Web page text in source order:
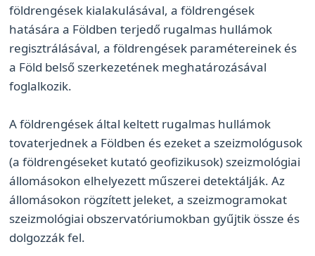
földrengések kialakulásával, a földrengések
hatására a Földben terjedő rugalmas hullámok
regisztrálásával, a földrengések paramétereinek és
a Föld belső szerkezetének meghatározásával
foglalkozik.
A földrengések által keltett rugalmas hullámok
tovaterjednek a Földben és ezeket a szeizmológusok
(a földrengéseket kutató geofizikusok) szeizmológiai
állomásokon elhelyezett műszerei detektálják. Az
állomásokon rögzített jeleket, a szeizmogramokat
szeizmológiai obszervatóriumokban gyűjtik össze és
dolgozzák fel.